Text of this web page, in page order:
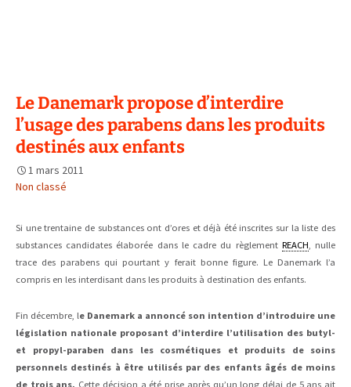
Le Danemark propose d’interdire
l’usage des parabens dans les produits
destinés aux enfants
1 mars 2011
Non classé
Si une trentaine de substances ont d’ores et déjà été inscrites sur la liste des
substances candidates élaborée dans le cadre du règlement REACH, nulle
trace des parabens qui pourtant y ferait bonne figure. Le Danemark l’a
compris en les interdisant dans les produits à destination des enfants.
Fin décembre, le Danemark a annoncé son intention d’introduire une
législation nationale proposant d’interdire l’utilisation des butyl-
et propyl-paraben dans les cosmétiques et produits de soins
personnels destinés à être utilisés par des enfants âgés de moins
de trois ans. Cette décision a été prise après qu’un long délai de 5 ans ait